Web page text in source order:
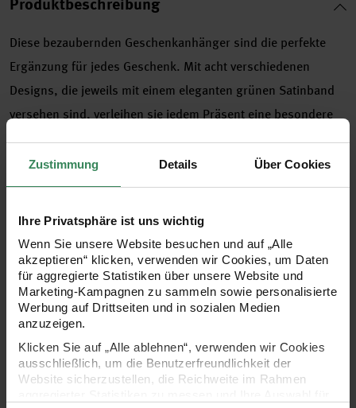
Zustimmung Details Über Cookies
Ihre Privatsphäre ist uns wichtig
Wenn Sie unsere Website besuchen und auf „Alle
akzeptieren“ klicken, verwenden wir Cookies, um Daten
für aggregierte Statistiken über unsere Website und
Marketing-Kampagnen zu sammeln sowie personalisierte
Werbung auf Drittseiten und in sozialen Medien
anzuzeigen.
Klicken Sie auf „Alle ablehnen“, verwenden wir Cookies
ausschließlich, um die Benutzerfreundlichkeit der
Website sicherzustellen, die Reichweite im Rahmen
Diese bezaubernden Geschenkanhänger sind die perfekte
Ergänzung für jedes Geschenk. Mit acht verschiedenen
Designs, die jeweils mit einem eleganten grünen Satinband
versehen sind, verleihen sie jedem Präsent eine besondere
bedruckt und bieten eine stilvolle Optik. Diese
Geschenkanhänger aus hochwertigem Papier sind nicht nur
- Rückseiten in stilvollem Rosa
- Platz für persönliche Nachrichten
- Material: Papier